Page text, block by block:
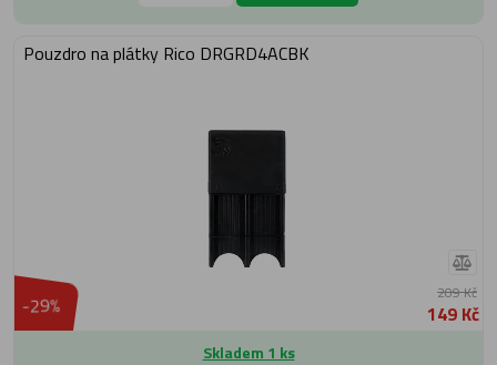
Pouzdro na plátky Rico DRGRD4ACBK
-29% 209 Kč
149 Kč
Skladem 1 ks